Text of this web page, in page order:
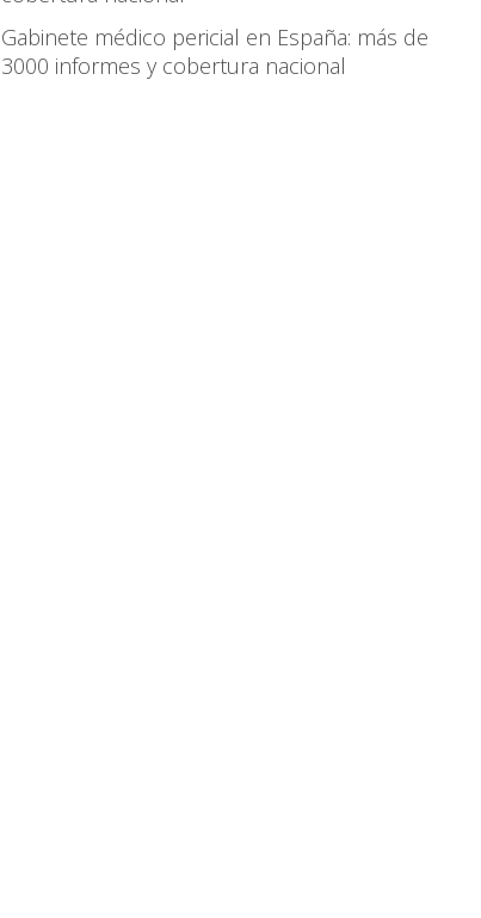
Gabinete médico pericial en España: más de
3000 informes y cobertura nacional